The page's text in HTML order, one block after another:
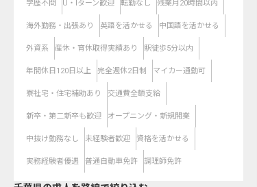
学歴不問 U・Iターン歓迎 転勤なし 残業月20時間以内
海外勤務・出張あり 英語を活かせる 中国語を活かせる
外資系 産休・育休取得実績あり 駅徒歩5分以内
年間休日120日以上 完全週休2日制 マイカー通勤可
寮社宅・住宅補助あり 交通費全額支給
新卒・第二新卒も歓迎 オープニング・新規開業
中抜け勤務なし 未経験者歓迎 資格を活かせる
実務経験者優遇 普通自動車免許 調理師免許